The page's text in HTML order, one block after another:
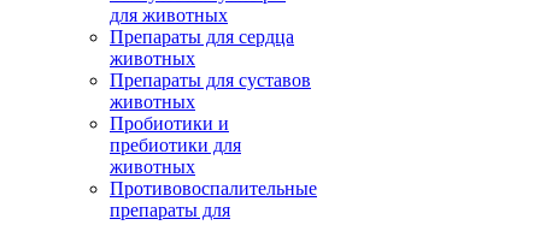
для животных
Препараты для сердца
животных
Препараты для суставов
животных
Пробиотики и
пребиотики для
животных
Противовоспалительные
препараты для